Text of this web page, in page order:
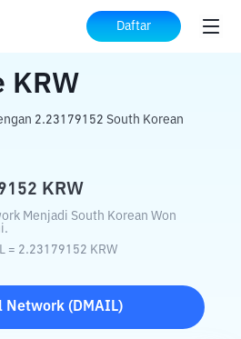
Daftar
DMAIL KRW
KRW
2.23179152 South Korean
KRW
Menjadi South Korean Won
= 2.23179152 KRW
Network ( DMAIL)